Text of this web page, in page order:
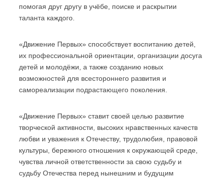
помогая друг другу в учёбе, поиске и раскрытии
таланта каждого.
«Движение Первых» способствует воспитанию детей,
их профессиональной ориентации, организации досуга
детей и молодёжи, а также созданию новых
возможностей для всестороннего развития и
самореализации подрастающего поколения.
«Движение Первых» ставит своей целью развитие
творческой активности, высоких нравственных качеств
любви и уважения к Отечеству, трудолюбия, правовой
культуры, бережного отношения к окружающей среде,
чувства личной ответственности за свою судьбу и
судьбу Отечества перед нынешним и будущим